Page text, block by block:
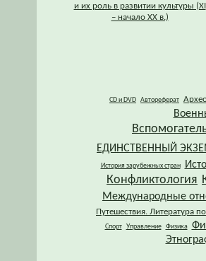
и их роль в развитии культуры (XI
– начало XX в.)
CD и DVD Автореферат
ЕДИНСТВЕННЫЙ
История зарубежных стран
Конфликтология
Международные
Путешествия. Литература
Спорт Управление Физика